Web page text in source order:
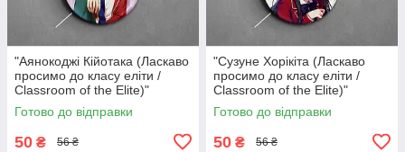
"Аянокоджі Кійотака (Ласкаво
просимо до класу еліти /
Classroom of the Elite)"
брелок круглий Ø44 мм
Готово до відправки
50 ₴ 56 ₴
"Сузуне Хорікіта (Ласкаво
просимо до класу еліти /
Classroom of the Elite)"
брелок круглий Ø44 мм
Готово до відправки
50 ₴ 56 ₴